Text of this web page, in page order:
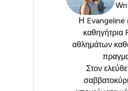
Η Evangeline
καθηγήτρια
αθλημάτων
Στον